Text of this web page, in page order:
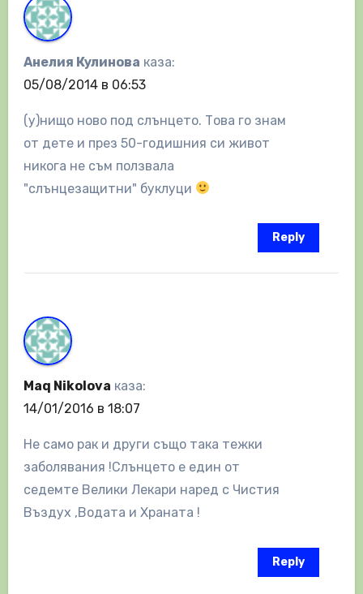
Анелия Кулинова каза:
05/08/2014 в 06:53
(у)нищо ново под слънцето. Това го знам
от дете и през 50-годишния си живот
никога не съм ползвала
"слънцезащитни" буклуци
Reply
Maq Nikolova каза:
14/01/2016 в 18:07
Не само рак и други също така тежки
заболявания !Слънцето е един от
седемте Велики Лекари наред с Чистия
Въздух ,Водата и Храната !
Reply